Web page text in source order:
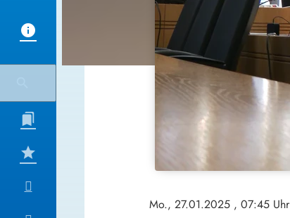
Mo., 27.01.2025 , 07:45 Uhr